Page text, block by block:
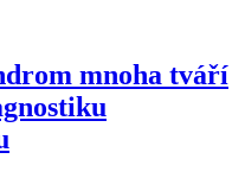
mnoha tváří